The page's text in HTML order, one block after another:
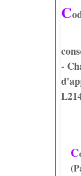
C
-
C